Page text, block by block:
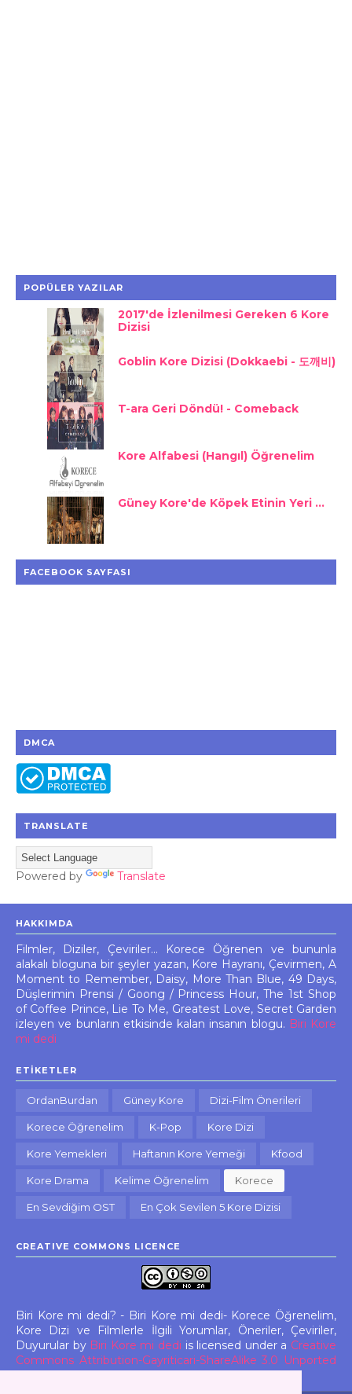
POPÜLER YAZILAR
2017'de İzlenilmesi Gereken 6 Kore
Dizisi
Goblin Kore Dizisi (Dokkaebi - 도깨비)
T-ara Geri Döndü! - Comeback
Kore Alfabesi (Hangıl) Öğrenelim
Güney Kore'de Köpek Etinin Yeri ...
FACEBOOK SAYFASI
DMCA
TRANSLATE
Powered by Translate
HAKKIMDA
Filmler, Diziler, Çeviriler... Korece Öğrenen ve bununla
alakalı bloguna bir şeyler yazan, Kore Hayranı, Çevirmen, A
Moment to Remember, Daisy, More Than Blue, 49 Days,
Düşlerimin Prensi / Goong / Princess Hour, The 1st Shop
of Coffee Prince, Lie To Me, Greatest Love, Secret Garden
izleyen ve bunların etkisinde kalan insanın blogu. Biri Kore
mi dedi
ETIKETLER
OrdanBurdan Güney Kore Dizi-Film Önerileri
Korece Öğrenelim K-Pop Kore Dizi
Kore Yemekleri Haftanın Kore Yemeği Kfood
Kore Drama Kelime Öğrenelim Korece
En Sevdiğim OST En Çok Sevilen 5 Kore Dizisi
CREATIVE COMMONS LICENCE
Biri Kore mi dedi? - Biri Kore mi dedi- Korece Öğrenelim,
Kore Dizi ve Filmlerle İlgili Yorumlar, Öneriler, Çeviriler,
Duyurular by Biri Kore mi dedi is licensed under a Creative
Commons Attribution-Gayriticari-ShareAlike 3.0 Unported
License. All rights reserved.